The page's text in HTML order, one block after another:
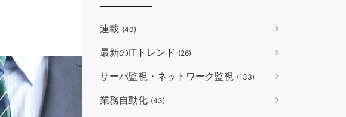
連載 (40)
最新のITトレンド (26)
サーバ監視・ネットワーク監視 (133)
業務自動化 (43)